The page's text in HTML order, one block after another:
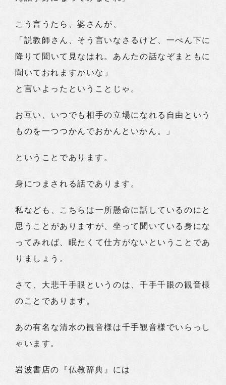
こう言うたら、婆さんが、
「説教師さん、そう言いなさるけど、一ぺん下に
降りて聞いて見なはれ。あんたの話なぞまともに
聞いておれますかいな」
と言いよったということじゃ。
お互い、いつでも相手の立場になれる自由という
ものを一つつかんでおかんといかん。」
ということであります。
身につまされる話であります。
私なども、こちらは一所懸命に話しているのにと
思うことがありますが、坐って聞いている身にな
ってみれば、眠たくて仕方がないということであ
りましょう。
さて、大悲千手眼というのは、千手千眼の観音様
のことであります。
あの有名な清水の観音様は千手観音様でいらっし
ゃいます。
岩波書店の『仏教辞典』には